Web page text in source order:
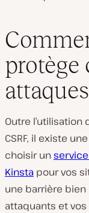
protège
Outre l’utilisation
CSRF, il existe
choisir un
Kinsta pour vos
une barrière
attaquants et